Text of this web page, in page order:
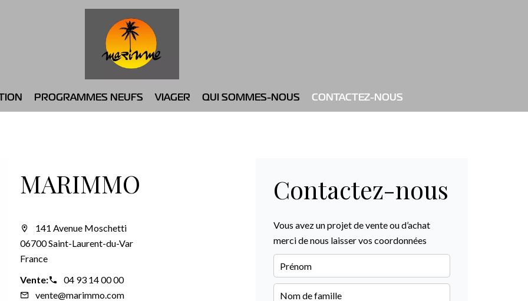
PROGRAMMES NEUFS VIAGER QUI SOMMES-NOUS CONTACTEZ-NOUS
MARIMMO
141 Avenue Moschetti
06700 Saint-Laurent-du-Var
France
Vente:
04 93 14 00 00
vente@marimmo.com
Contactez-nous
Vous avez un projet de vente ou d’achat
merci de nous laisser vos coordonnées